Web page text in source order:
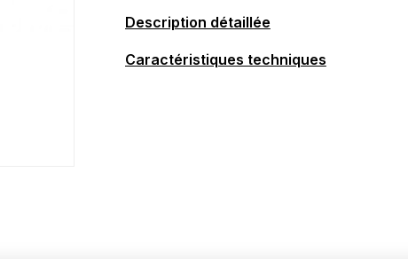
Description détaillée
Caractéristiques techniques